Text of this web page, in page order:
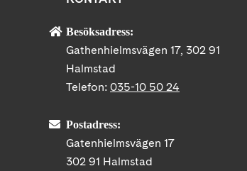
Besöksadress:
Gathenhielmsvägen 17, 302 91
Halmstad
Telefon: 035-10 50 24
Postadress:
Gatenhielmsvägen 17
302 91 Halmstad